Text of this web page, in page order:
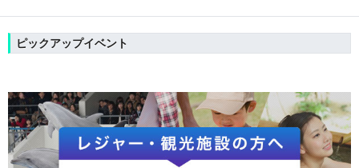
ピックアップイベント